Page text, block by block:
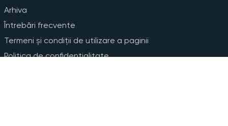
Arhiva
Întrebări frecvente
Termeni și condiții de utilizare a paginii
Politica de confidențialitate